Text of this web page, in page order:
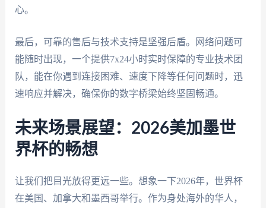
心。
最后，可靠的售后与技术支持是坚强后盾。网络问题可
能随时出现，一个提供7x24小时实时保障的专业技术团
队，能在你遇到连接困难、速度下降等任何问题时，迅
速响应并解决，确保你的数字桥梁始终坚固畅通。
未来场景展望：2026美加墨世
界杯的畅想
让我们把目光放得更远一些。想象一下2026年，世界杯
在美国、加拿大和墨西哥举行。作为身处海外的华人，